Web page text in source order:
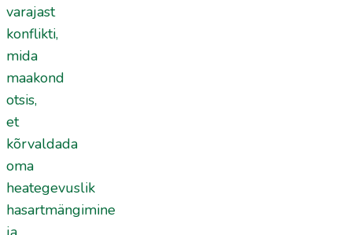
varajast
konflikti,
mida
maakond
otsis,
et
kõrvaldada
oma
heategevuslik
hasartmängimine